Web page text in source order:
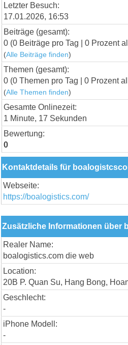
Letzter Besuch:
17.01.2026, 16:53
Beiträge (gesamt):
0 (0 Beiträge pro Tag | 0 Prozent
(Alle Beiträge finden)
Themen (gesamt):
0 (0 Themen pro Tag | 0 Prozent
(Alle Themen finden)
Gesamte Onlinezeit:
1 Minute, 17 Sekunden
Bewertung:
0
Kontaktdetails für
Webseite:
https://boalogistics.com/
Zusätzliche Informationen über
Realer Name:
boalogistics.com die web
Location:
20B P. Quan Su, Hang Bong,
Geschlecht:
-
iPhone Modell:
-